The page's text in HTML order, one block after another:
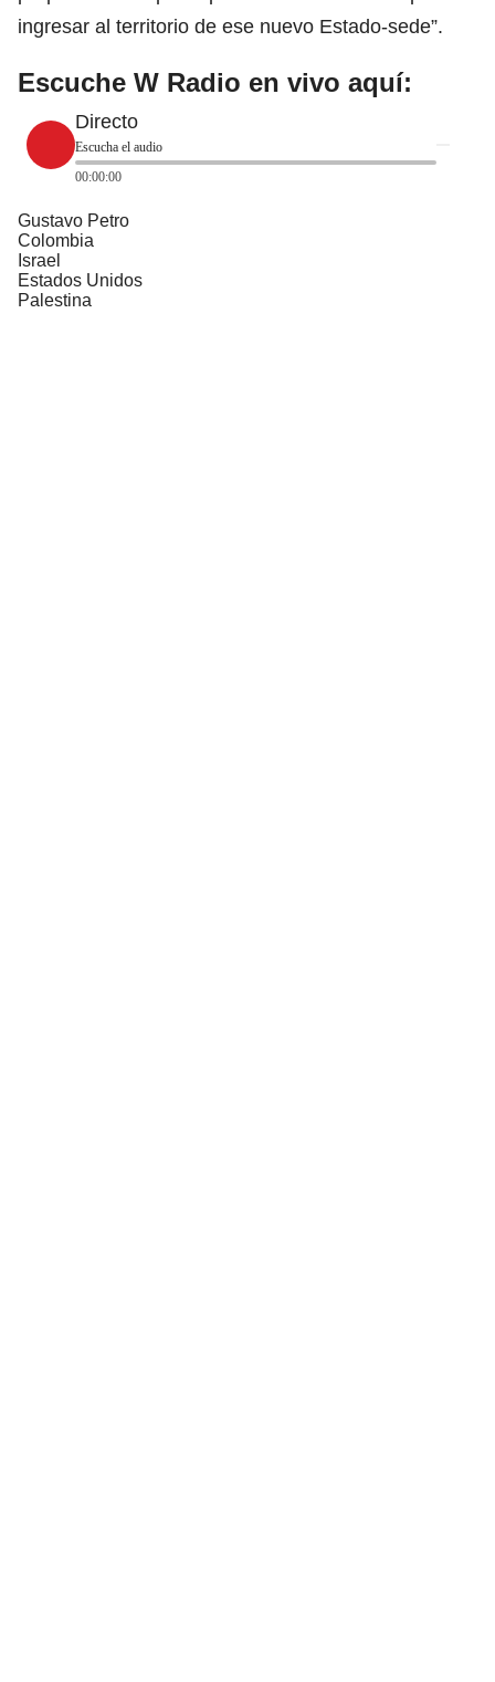
ingresar al territorio de ese nuevo Estado-sede”.
Escuche W Radio en vivo aquí:
Directo
Escucha el audio
00:00:00
Gustavo Petro
Colombia
Israel
Estados Unidos
Palestina